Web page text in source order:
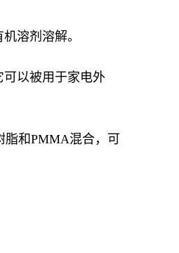
溶剂溶解。
以被用于家电外
和PMMA混合，可